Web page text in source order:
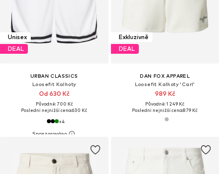
Unisex
DEAL
URBAN CLASSICS
Loosefit Kalhoty
Od 630 Kč
Původně: 700 Kč
Poslední nejnižší cena:630 Kč
+4
Exkluzivně
DEAL
DAN FOX APPAREL
Loosefit Kalhoty 'Carl'
989 Kč
Původně: 1 249 Kč
Poslední nejnižší cena:879 Kč